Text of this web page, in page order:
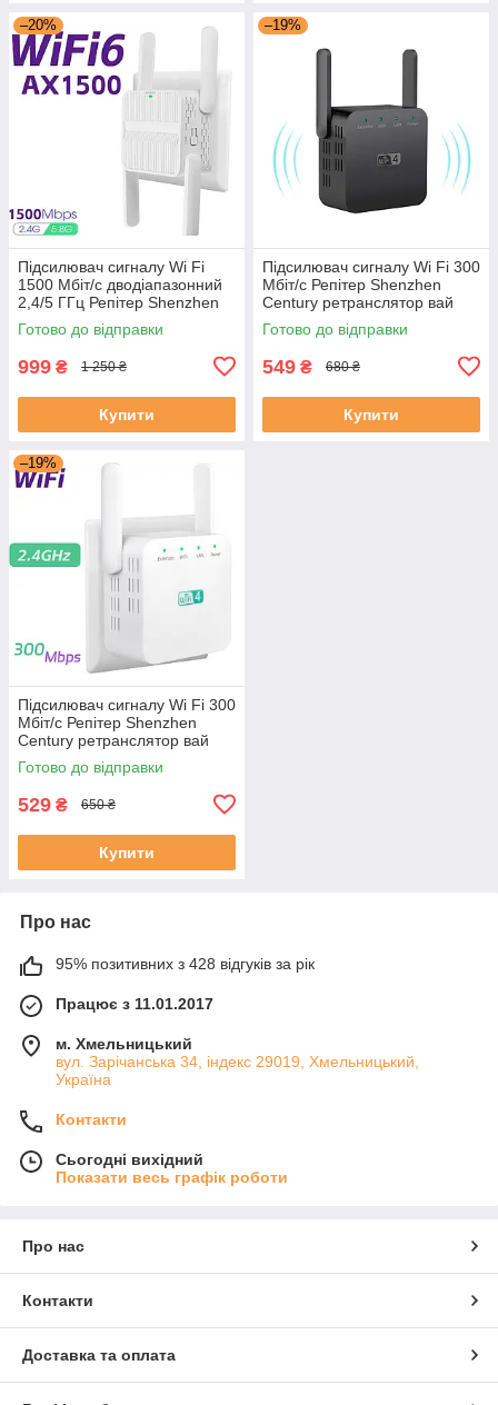
–20%
Підсилювач сигналу Wi Fi
1500 Mбіт/с дводіапазонний
2,4/5 ГГц Репітер Shenzhen
Century AX1500
ретранслятор вай фай
Готово до відправки
999 ₴ 1 250 ₴
Купити
–19%
Підсилювач сигналу Wi Fi 300
Mбіт/с Репітер Shenzhen
Century ретранслятор вай
фай чорний
Готово до відправки
549 ₴ 680 ₴
Купити
–19%
Підсилювач сигналу Wi Fi 300
Mбіт/с Репітер Shenzhen
Century ретранслятор вай
фай білий
Готово до відправки
529 ₴ 650 ₴
Купити
Про нас
95% позитивних з 428 відгуків за рік
Працює з 11.01.2017
м. Хмельницький
вул. Зарічанська 34, індекс 29019, Хмельницький,
Україна
Контакти
Сьогодні вихідний
Показати весь графік роботи
Про нас
Контакти
Доставка та оплата